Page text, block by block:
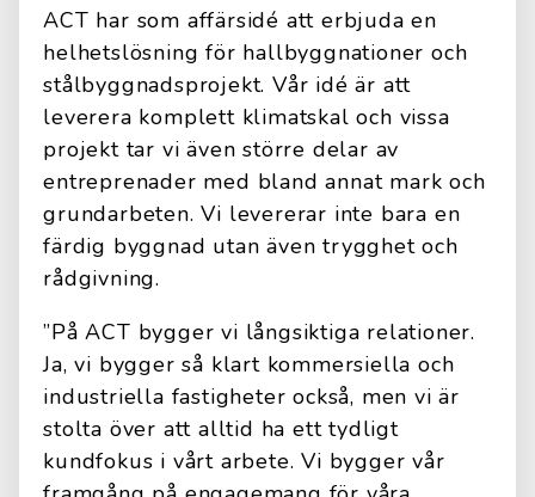
ACT har som affärsidé att erbjuda en
helhetslösning för hallbyggnationer och
stålbyggnadsprojekt. Vår idé är att
leverera komplett klimatskal och vissa
projekt tar vi även större delar av
entreprenader med bland annat mark och
grundarbeten. Vi levererar inte bara en
färdig byggnad utan även trygghet och
rådgivning.
”På ACT bygger vi långsiktiga relationer.
Ja, vi bygger så klart kommersiella och
industriella fastigheter också, men vi är
stolta över att alltid ha ett tydligt
kundfokus i vårt arbete. Vi bygger vår